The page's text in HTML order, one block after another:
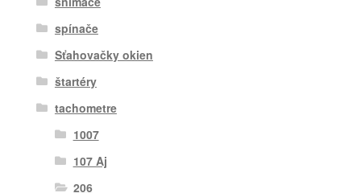
spínače
Sťahovačky okien
štartéry
tachometre
1007
107 Aj
206